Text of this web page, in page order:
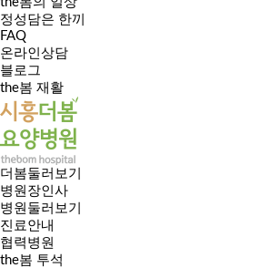
정성담은 한끼
FAQ
온라인상담
블로그
the봄 재활
더봄둘러보기
병원장인사
병원둘러보기
진료안내
협력병원
the봄 투석